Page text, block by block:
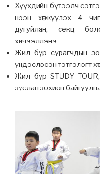
Хүүхдийн бүтээлч
нээн хөгжүүлэх 4
дугуйлан, секц
хичээллэнэ.
Жил бүр сурагчдын
үндэслэсэн тэтгэлэгт
Жил бүр STUDY TOUR,
зуслан зохион байгуулна